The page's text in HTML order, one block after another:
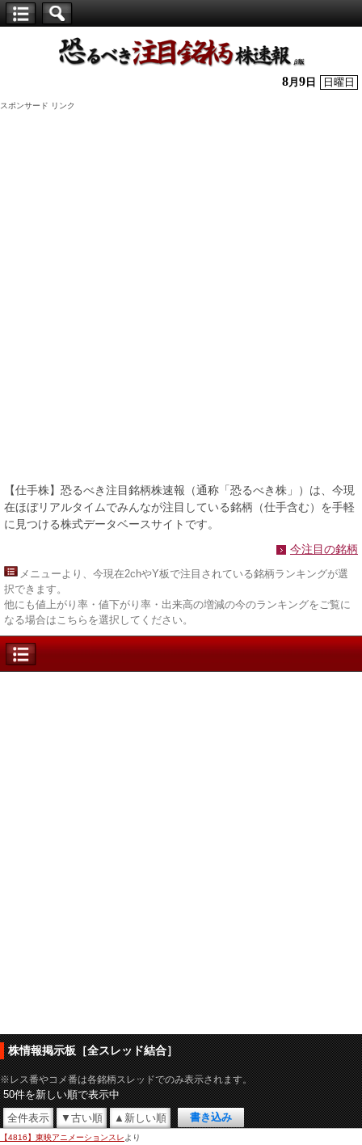
株】
8月 9 日 日曜日
スポンサード リンク
【仕手株】恐るべき注目銘柄株速報（通称「恐るべき株」）は、今現
在ほぼリアルタイムでみんなが注目している銘柄（仕手含む）を手軽
に見つける株式データベースサイトです。
今注目の銘柄
メニューより、今現在2chやY板で注目されている銘柄ランキングが選
択できます。
他にも値上がり率・値下がり率・出来高の増減の今のランキングをご覧に
なる場合はこちらを選択してください。
株情報掲示板［全スレッド結合］
※レス番やコメ番は各銘柄スレッドでのみ表示されます。
50件を新しい順で表示中
全件表示
▼古い順 ▲新しい順
【4816】東映アニメーションスレ より